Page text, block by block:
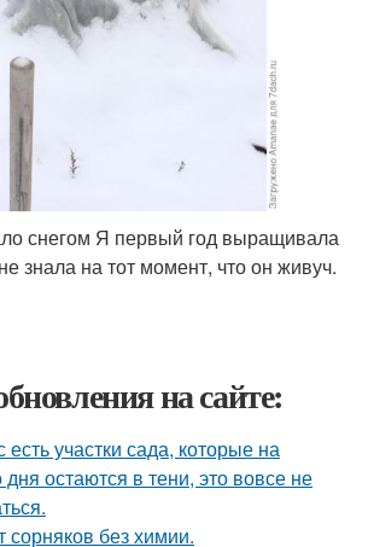
снегом Я первый год выращивала
знала на тот момент, что он живуч.
на сайте:
участки сада, которые на
остаются в тени, это вовсе не
сорняков без химии.